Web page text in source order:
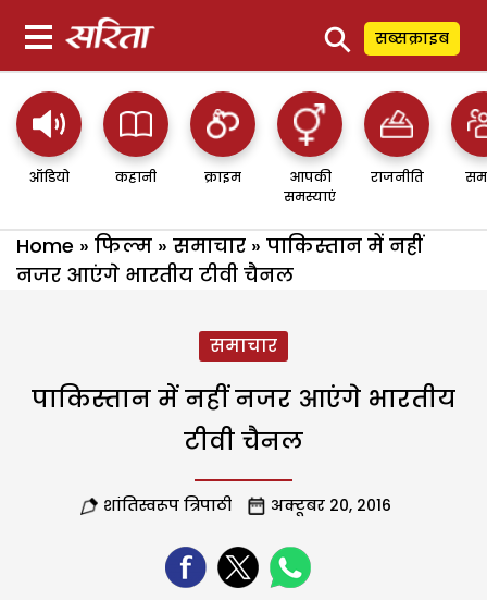
⚲ सब्सक्राइब
ऑडियो कहानी क्राइम
आपकी
समस्याएं
राजनीति
Home » फिल्म » समाचार » पाकिस्तान में नहीं
नजर आएंगे भारतीय टीवी चैनल
समाचार
पाकिस्तान में नहीं नजर आएंगे भारतीय
टीवी चैनल
शांतिस्वरूप त्रिपाठी अक्टूबर 20, 2016